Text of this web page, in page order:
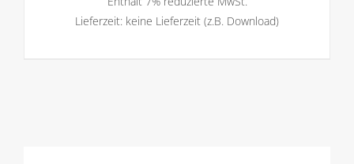
Lieferzeit: keine Lieferzeit (z.B. Download)